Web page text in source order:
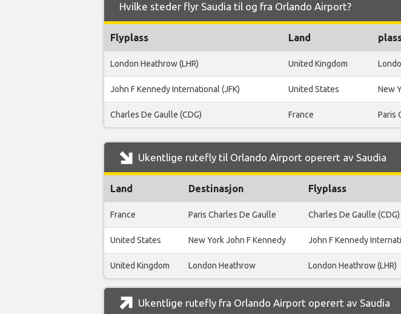
Hvilke steder flyr Saudia til og fra Orlando Airport?
Flyplass Land
London Heathrow (LHR) United Kingdom
John F Kennedy International (JFK) United States New
Charles De Gaulle (CDG) France Paris
Ukentlige rutefly til Orlando Airport operert av Saudia
Land Destinasjon Flyplass
France Paris Charles De Gaulle Charles De Gaulle (CDG)
United States New York John F Kennedy John F Kennedy
United Kingdom London Heathrow London Heathrow (LHR)
Ukentlige rutefly fra Orlando Airport operert av Saudia